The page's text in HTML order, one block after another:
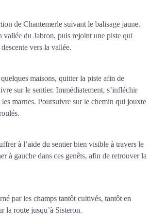
de Chantemerle suivant le balisage jaune.
vallée du Jabron, puis rejoint une piste qui
vers la vallée.
maisons, quitter la piste afin de
sur le sentier. Immédiatement, s’infléchir
marnes. Poursuivre sur le chemin qui jouxte
à l’aide du sentier bien visible à travers le
à gauche dans ces genêts, afin de retrouver la
par les champs tantôt cultivés, tantôt en
la route jusqu’à Sisteron.